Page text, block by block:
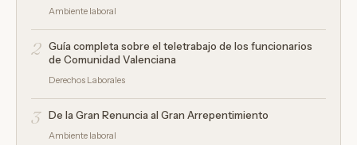
Ambiente laboral
2
Guía completa sobre el teletrabajo de los funcionarios
de Comunidad Valenciana
Derechos Laborales
3 De la Gran Renuncia al Gran Arrepentimiento
Ambiente laboral